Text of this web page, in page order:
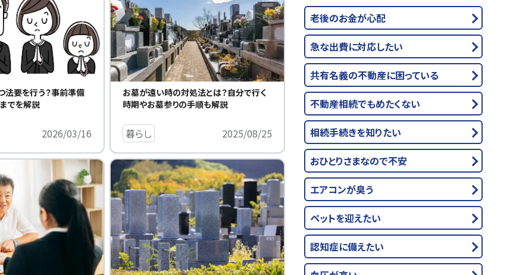
法要を行う？事前準備
でを解説
2026/03/16
お墓が遠い時の対処法とは？自分で行く
時期やお墓参りの手順も解説
暮らし 2025/08/25
老後のお金が心配
急な出費に対応したい
共有名義の不動産に困っている
不動産相続でもめたくない
相続手続きを知りたい
おひとりさまなので不安
エアコンが臭う
ペットを迎えたい
認知症に備えたい